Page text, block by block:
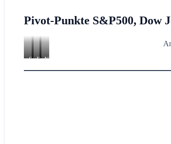
Pivot-Punkte S&P500, Dow
S&P500
Dow
Jones
Nasdaq100